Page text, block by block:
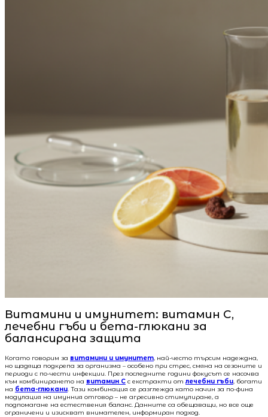
Витамини и имунитет: витамин C,
лечебни гъби и бета-глюкани за
балансирана защита
Когато говорим за витамини и имунитет, най-често търсим надеждна,
но щадяща подкрепа за организма – особено при стрес, смяна на сезоните и
периоди с по-чести инфекции. През последните години фокусът се насочва
към комбинирането на витамин C с екстракти отлечебни гъби, богати
на бета-глюкани. Тази комбинация се разглежда като начин за по-фина
модулация на имунния отговор – не агресивно стимулиране, а
подпомагане на естествения баланс. Данните са обещаващи, но все още
ограничени и изискват внимателен, информиран подход.